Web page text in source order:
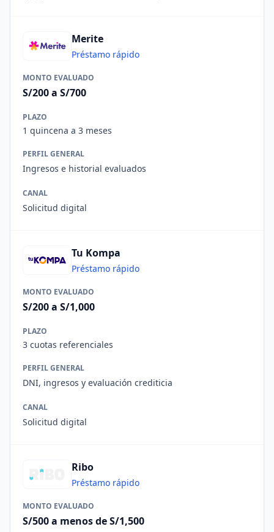
Merite
Préstamo rápido
MONTO EVALUADO
S/200 a S/700
PLAZO
1 quincena a 3 meses
PERFIL GENERAL
Ingresos e historial evaluados
CANAL
Solicitud digital
Tu Kompa
Préstamo rápido
MONTO EVALUADO
S/200 a S/1,000
PLAZO
3 cuotas referenciales
PERFIL GENERAL
DNI, ingresos y evaluación crediticia
CANAL
Solicitud digital
Ribo
Préstamo rápido
MONTO EVALUADO
S/500 a menos de S/1,500